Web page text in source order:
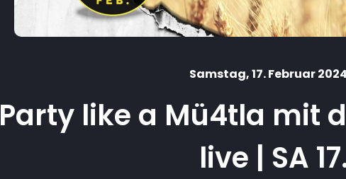
Samstag, 17. Februar
Party like a Mü4tla mit
live | SA